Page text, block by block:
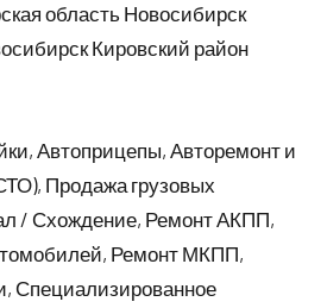
область Новосибирск
Кировский район
Автоприцепы, Авторемонт и
Продажа грузовых
/ Схождение, Ремонт АКПП,
Ремонт МКПП,
Специализированное